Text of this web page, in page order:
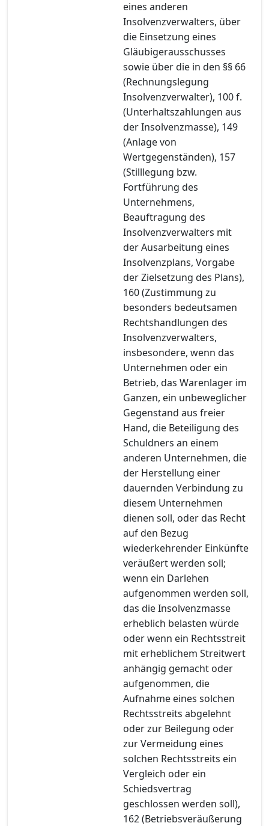
eines anderen
Insolvenzverwalters, über
die Einsetzung eines
Gläubigerausschusses
sowie über die in den §§ 66
(Rechnungslegung
Insolvenzverwalter), 100 f.
(Unterhaltszahlungen aus
der Insolvenzmasse), 149
(Anlage von
Wertgegenständen), 157
(Stilllegung bzw.
Fortführung des
Unternehmens,
Beauftragung des
Insolvenzverwalters mit
der Ausarbeitung eines
Insolvenzplans, Vorgabe
der Zielsetzung des Plans),
160 (Zustimmung zu
besonders bedeutsamen
Rechtshandlungen des
Insolvenzverwalters,
insbesondere, wenn das
Unternehmen oder ein
Betrieb, das Warenlager im
Ganzen, ein unbeweglicher
Gegenstand aus freier
Hand, die Beteiligung des
Schuldners an einem
anderen Unternehmen, die
der Herstellung einer
dauernden Verbindung zu
diesem Unternehmen
dienen soll, oder das Recht
auf den Bezug
wiederkehrender Einkünfte
veräußert werden soll;
wenn ein Darlehen
aufgenommen werden soll,
das die Insolvenzmasse
erheblich belasten würde
oder wenn ein Rechtsstreit
mit erheblichem Streitwert
anhängig gemacht oder
aufgenommen, die
Aufnahme eines solchen
Rechtsstreits abgelehnt
oder zur Beilegung oder
zur Vermeidung eines
solchen Rechtsstreits ein
Vergleich oder ein
Schiedsvertrag
geschlossen werden soll),
162 (Betriebsveräußerung